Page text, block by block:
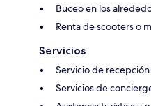
Buceo en los
Renta de scooters o
Servicios
Servicio de recepción
Servicios de